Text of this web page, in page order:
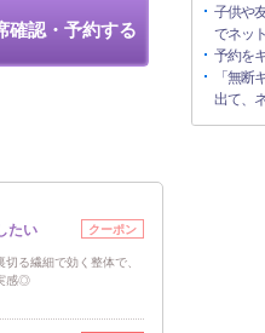
確認・予約する
たい クーポン
る繊細で効く整体で、
感◎
子供や
でネッ
予約を
「無断
出て、